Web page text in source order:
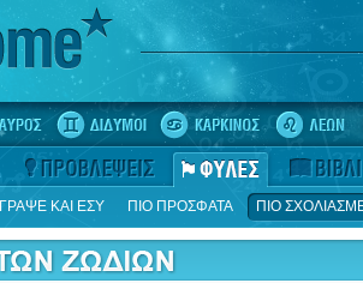
ΓΡΑΨΕ ΚΑΙ ΕΣΥ ΠΙΟ ΠΡΟΣΦΑΤΑ ΠΙΟ